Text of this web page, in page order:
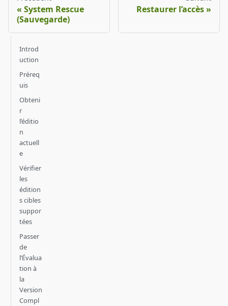
System Rescue
(Sauvegarde)
Restaurer l’accès
Introd
uction
Préreq
uis
Obteni
r
l’éditio
n
actuell
e
Vérifier
les
édition
s cibles
suppor
tées
Passer
de
l’Évalua
tion à
la
Version
Compl